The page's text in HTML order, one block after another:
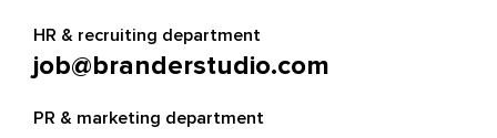
HR & recruiting department
job@branderstudio.com
PR & marketing department